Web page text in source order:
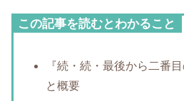
この記事を読むとわかること
『続・続・最後から二番
と概要